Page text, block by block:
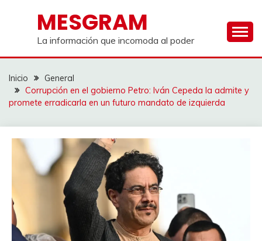
contenidoMESGRAM
La información que incomoda al poder
Inicio
General
Corrupción en el gobierno Petro: Iván Cepeda la admite y
promete erradicarla en un futuro mandato de izquierda